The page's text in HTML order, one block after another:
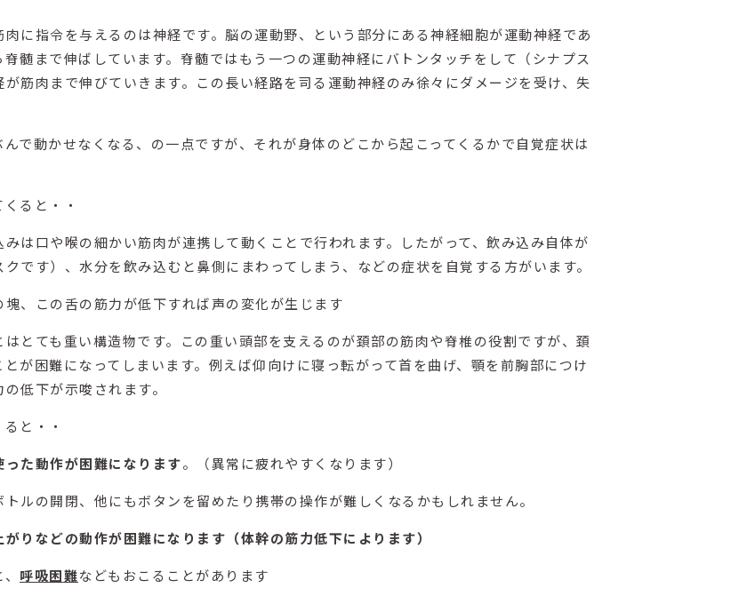
に指令を与えるのは神経です。脳の運動野、という部分にある神経細胞が運動神経であ
髄まで伸ばしています。脊髄ではもう一つの運動神経にバトンタッチをして（シナプス
筋肉まで伸びていきます。この長い経路を司る運動神経のみ徐々にダメージを受け、失
で動かせなくなる、の一点ですが、それが身体のどこから起こってくるかで自覚症状は
ると・・
みは口や喉の細かい筋肉が連携して動くことで行われます。したがって、飲み込み自体が
です）、水分を飲み込むと鼻側にまわってしまう、などの症状を自覚する方がいます。
塊、この舌の筋力が低下すれば声の変化が生じます
はとても重い構造物です。この重い頭部を支えるのが頚部の筋肉や脊椎の役割ですが、頚
が困難になってしまいます。例えば仰向けに寝っ転がって首を曲げ、顎を前胸部につけ
低下が示唆されます。
と・・
った動作が困難になります。（異常に疲れやすくなります）
ルの開閉、他にもボタンを留めたり携帯の操作が難しくなるかもしれません。
がりなどの動作が困難になります（体幹の筋力低下によります）
呼吸困難などもおこることがあります